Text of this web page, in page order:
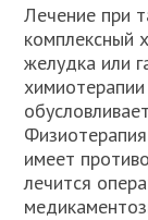
Лечение при
комплексный
желудка или
имеет
лечится